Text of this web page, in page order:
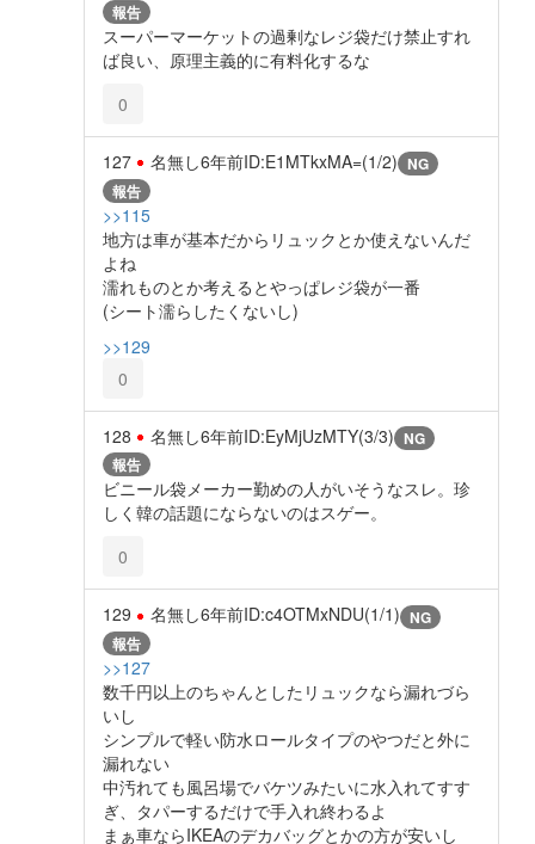
報告
スーパーマーケットの過剰なレジ袋だけ禁止すれ
ば良い、原理主義的に有料化するな
0
127 名無し6年前ID:E1MTkxMA=(1/2) NG
報告
>>115
地方は車が基本だからリュックとか使えないんだ
よね
濡れものとか考えるとやっぱレジ袋が一番
(シート濡らしたくないし)
>>129
0
128 名無し6年前ID:EyMjUzMTY(3/3) NG
報告
ビニール袋メーカー勤めの人がいそうなスレ。珍
しく韓の話題にならないのはスゲー。
0
129 名無し6年前ID:c4OTMxNDU(1/1) NG
報告
>>127
数千円以上のちゃんとしたリュックなら漏れづら
いし
シンプルで軽い防水ロールタイプのやつだと外に
漏れない
中汚れても風呂場でバケツみたいに水入れてすす
ぎ、タパーするだけで手入れ終わるよ
まぁ車ならIKEAのデカバッグとかの方が安いし